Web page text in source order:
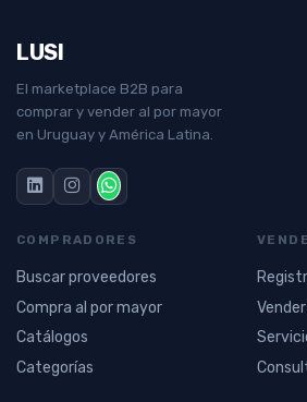
LUSI
El marketplace B2B para
comprar y vender al por mayor
en Uruguay y América Latina.
COMPRADORES
Buscar proveedores
Compra al por mayor
Catálogos
Categorías
Vender